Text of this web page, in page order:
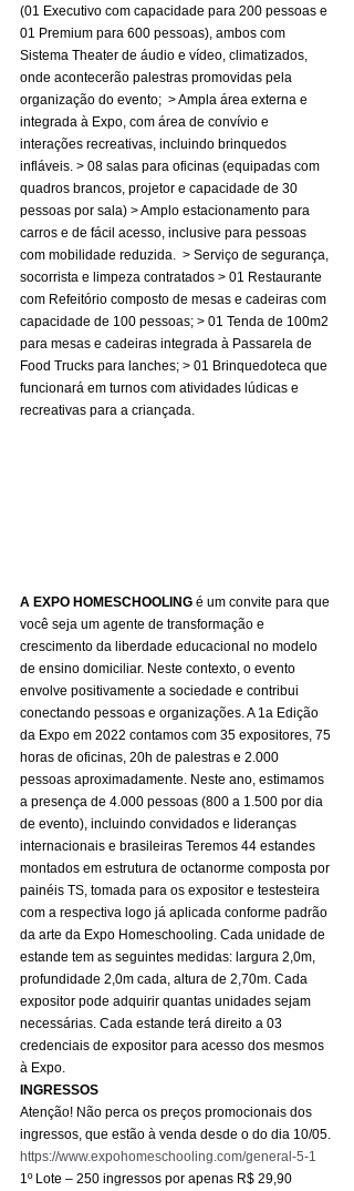
(01 Executivo com capacidade para 200 pessoas e
01 Premium para 600 pessoas), ambos com
Sistema Theater de áudio e vídeo, climatizados,
onde acontecerão palestras promovidas pela
organização do evento;  > Ampla área externa e
integrada à Expo, com área de convívio e
interações recreativas, incluindo brinquedos
infláveis. > 08 salas para oficinas (equipadas com
quadros brancos, projetor e capacidade de 30
pessoas por sala) > Amplo estacionamento para
carros e de fácil acesso, inclusive para pessoas
com mobilidade reduzida.  > Serviço de segurança,
socorrista e limpeza contratados > 01 Restaurante
com Refeitório composto de mesas e cadeiras com
capacidade de 100 pessoas; > 01 Tenda de 100m2
para mesas e cadeiras integrada à Passarela de
Food Trucks para lanches; > 01 Brinquedoteca que
funcionará em turnos com atividades lúdicas e
recreativas para a criançada.
A EXPO HOMESCHOOLING é um convite para que
você seja um agente de transformação e
crescimento da liberdade educacional no modelo
de ensino domiciliar. Neste contexto, o evento
envolve positivamente a sociedade e contribui
conectando pessoas e organizações. A 1a Edição
da Expo em 2022 contamos com 35 expositores, 75
horas de oficinas, 20h de palestras e 2.000
pessoas aproximadamente. Neste ano, estimamos
a presença de 4.000 pessoas (800 a 1.500 por dia
de evento), incluindo convidados e lideranças
internacionais e brasileiras Teremos 44 estandes
montados em estrutura de octanorme composta por
painéis TS, tomada para os expositor e testesteira
com a respectiva logo já aplicada conforme padrão
da arte da Expo Homeschooling. Cada unidade de
estande tem as seguintes medidas: largura 2,0m,
profundidade 2,0m cada, altura de 2,70m. Cada
expositor pode adquirir quantas unidades sejam
necessárias. Cada estande terá direito a 03
credenciais de expositor para acesso dos mesmos
à Expo.
INGRESSOS
Atenção! Não perca os preços promocionais dos
ingressos, que estão à venda desde o do dia 10/05.
https://www.expohomeschooling.com/general-5-1
1º Lote – 250 ingressos por apenas R$ 29,90